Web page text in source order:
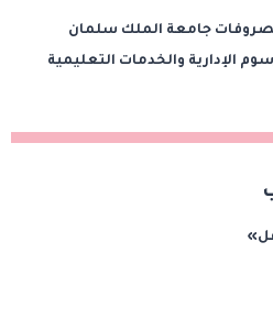
مصروفات جامعة الملك سلمان
الإدارية والخدمات التعليمية